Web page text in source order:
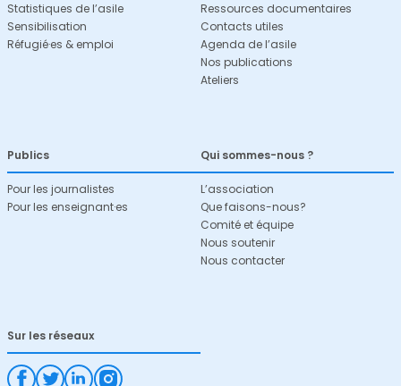
Statistiques de l’asile
Sensibilisation
Réfugié·es & emploi
Ressources documentaires
Contacts utiles
Agenda de l’asile
Nos publications
Ateliers
Publics
Pour les journalistes
Pour les enseignant·es
Qui sommes-nous ?
L’association
Que faisons-nous?
Comité et équipe
Nous soutenir
Nous contacter
Sur les réseaux